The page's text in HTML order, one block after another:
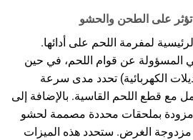
لمفرمة اللحم على أدائها.
المسؤولة عن قوام اللحم، في حين
الكهربائية) تحدد مدى سرعة
مع قطع اللحم القاسية. بالإضافة إلى
بملحقات محددة مصممة لحشو
مزدوجة الغرض. ستحدد هذه الميزات